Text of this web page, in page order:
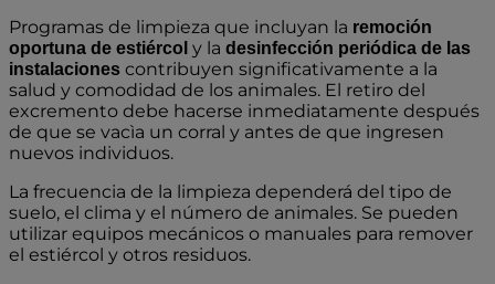
Programas de limpieza que incluyan la remoción
oportuna de estiércol y la desinfección periódica de las
instalaciones contribuyen significativamente a la
salud y comodidad de los animales. El retiro del
excremento debe hacerse inmediatamente después
de que se vacìa un corral y antes de que ingresen
nuevos individuos.
La frecuencia de la limpieza dependerá del tipo de
suelo, el clima y el número de animales. Se pueden
utilizar equipos mecánicos o manuales para remover
el estiércol y otros residuos.